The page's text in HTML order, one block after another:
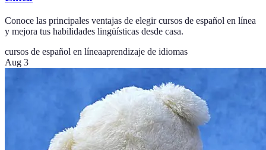
Conoce las principales ventajas de elegir cursos de español en línea
y mejora tus habilidades lingüísticas desde casa.
cursos de español en líneaaprendizaje de idiomas
Aug 3